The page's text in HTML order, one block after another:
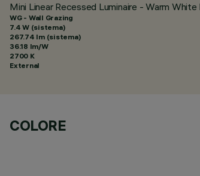
Mini Linear Recessed Luminaire - Warm
WG - Wall Grazing
7.4 W (sistema)
267.74 lm (sistema)
36.18 lm/W
2700 K
External
COLORE